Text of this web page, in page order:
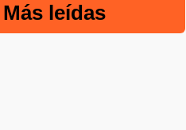
Más leídas